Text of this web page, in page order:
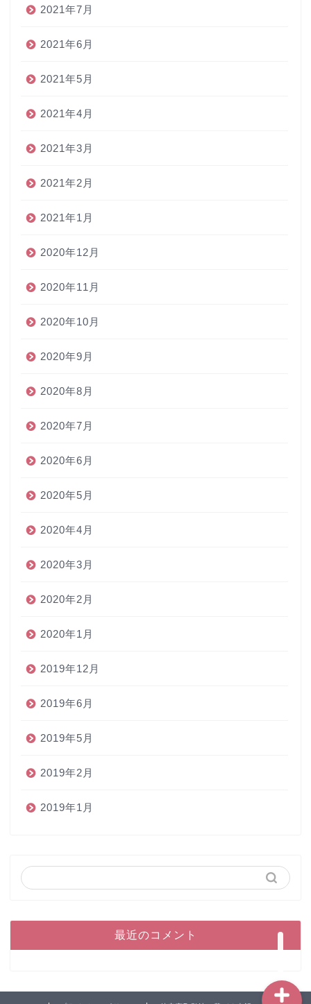
2021年7月
2021年6月
2021年5月
2021年4月
2021年3月
2021年2月
2021年1月
2020年12月
2020年11月
2020年10月
2020年9月
2020年8月
2020年7月
2020年6月
2020年5月
2020年4月
2020年3月
2020年2月
2020年1月
2019年12月
2019年6月
2019年5月
2019年2月
2019年1月
最近のコメント
インク